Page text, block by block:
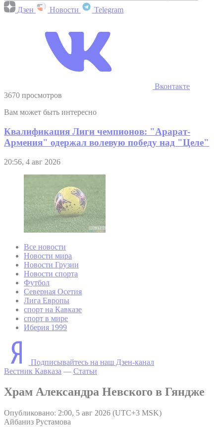
Дзен Новости Telegram
Вконтакте
3670 просмотров
Вам может быть интересно
Квалификация Лиги чемпионов: "Арарат-
Армения" одержал волевую победу над "Целе"
20:56, 4 авг 2026
Все новости
Новости мира
Новости Грузии
Новости спорта
Футбол
Северная Осетия
Лига Европы
спорт на Кавказе
спорт в мире
Иберия 1999
Подписывайтесь на наш Дзен-канал
Вестник Кавказа — Статьи
Храм Александра Невского в Гяндже
Опубликовано: 2:00, 5 авг 2026 (UTC+3 MSK)
Айбаниз Рустамова